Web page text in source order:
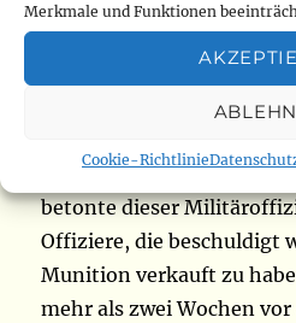
Merkmale und Funktionen
Cookie-Richtlinie
beteiligt war“. Er warnte
kongolesische Armee
Kinshasa an, um uns
sich nicht ändern will, ist
betonte dieser
Offiziere, die beschuldigt
Munition verkauft zu
mehr als zwei Wochen